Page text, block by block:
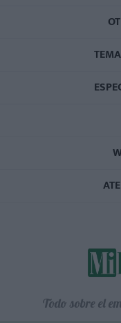
Todo sobre el